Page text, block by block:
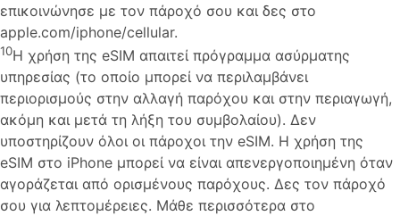
επικοινώνησε με τον πάροχό σου και δες στο
apple.com/iphone/cellular.
10Η χρήση της eSIM απαιτεί πρόγραμμα ασύρματης
υπηρεσίας (το οποίο μπορεί να περιλαμβάνει
περιορισμούς στην αλλαγή παρόχου και στην περιαγωγή,
ακόμη και μετά τη λήξη του συμβολαίου). Δεν
υποστηρίζουν όλοι οι πάροχοι την eSIM. Η χρήση της
eSIM στο iPhone μπορεί να είναι απενεργοποιημένη όταν
αγοράζεται από ορισμένους παρόχους. Δες τον πάροχό
σου για λεπτομέρειες. Μάθε περισσότερα στο